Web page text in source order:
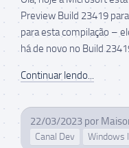
Preview Build 23419
para esta compilação –
há de novo no Build
Continuar lendo...
22/03/2023 por
Canal Dev Windows